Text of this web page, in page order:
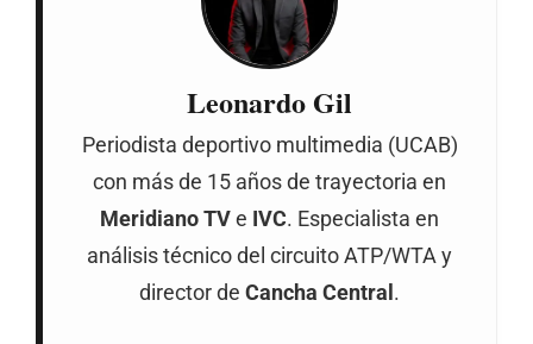
Leonardo Gil
Periodista deportivo multimedia (UCAB)
con más de 15 años de trayectoria en
Meridiano TV e IVC. Especialista en
análisis técnico del circuito ATP/WTA y
director de Cancha Central .